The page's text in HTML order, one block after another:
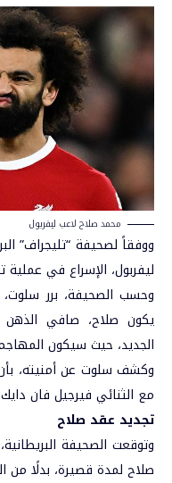
محمد صلاح لاعب ليفربول
ووفقاً لصحيفة “تليجراف”
ليفربول، الإسراع في
وحسب الصحيفة، برر سلوت،
يكون صلاح، صافي الذهن
الجديد، حيث سيكون
وكشف سلوت عن أمنيته، بأن
مع الثنائي فيرجيل فان دايك
تجديد عقد صلاح
وتوقعت الصحيفة
صلاح لمدة قصيرة، بدلًا من